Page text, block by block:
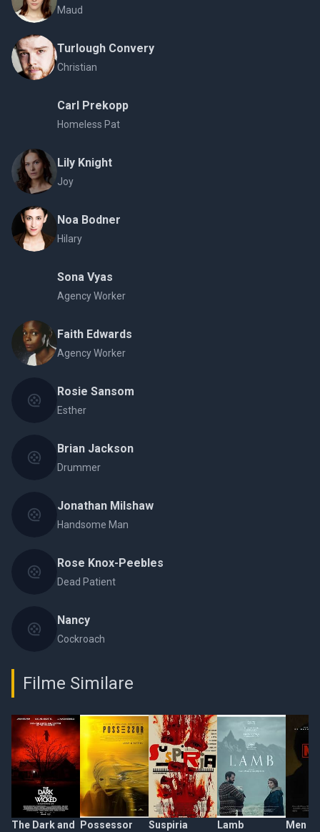
Maud
Turlough Convery
Christian
Carl Prekopp
Homeless Pat
Lily Knight
Joy
Noa Bodner
Hilary
Sona Vyas
Agency Worker
Faith Edwards
Agency Worker
Rosie Sansom
Esther
Brian Jackson
Drummer
Jonathan Milshaw
Handsome Man
Rose Knox-Peebles
Dead Patient
Nancy
Cockroach
Filme Similare
The Dark and
Possessor Suspiria Lamb Men